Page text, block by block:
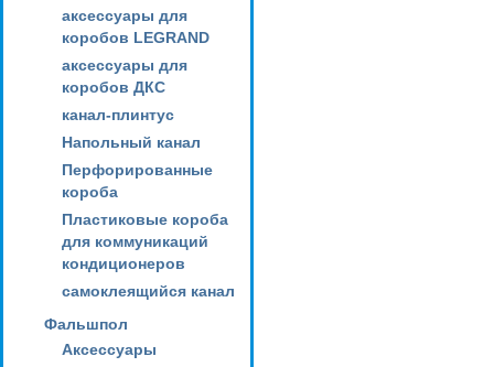
аксессуары для
коробов LEGRAND
аксессуары для
коробов ДКС
канал-плинтус
Напольный канал
Перфорированные
короба
Пластиковые короба
для коммуникаций
кондиционеров
самоклеящийся канал
Фальшпол
Аксессуары